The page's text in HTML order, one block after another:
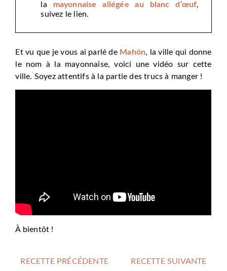
la mayonnaise allégée au blanc d’œuf,
suivez le lien.
Et vu que je vous ai parlé de Mahón, la ville qui donne
le nom à la mayonnaise, voici une vidéo sur cette
ville. Soyez attentifs à la partie des trucs à manger !
À bientôt !
RECETTE PRÉCÉDENTE RECETTE SUIVANTE